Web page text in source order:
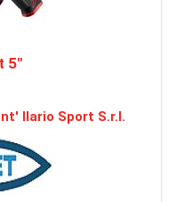
5"
Ilario Sport S.r.l.